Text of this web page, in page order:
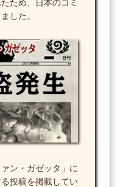
ため、日本のコミ
した。
ン・ガゼッタ」に
投稿を掲載してい